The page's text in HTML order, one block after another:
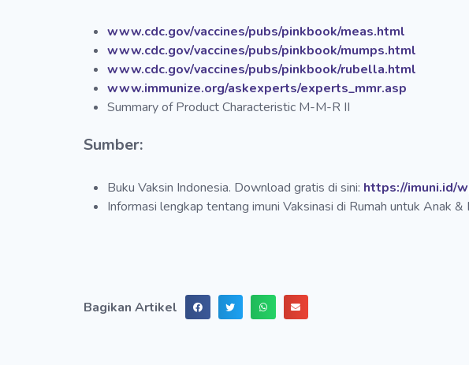
www.cdc.gov/vaccines/pubs/pinkbook/meas.html
www.cdc.gov/vaccines/pubs/pinkbook/mumps.html
www.cdc.gov/vaccines/pubs/pinkbook/rubella.html
www.immunize.org/askexperts/experts_mmr.asp
Summary of Product Characteristic M-M-R II
Sumber:
Buku Vaksin Indonesia. Download gratis di sini: https://imuni.id/
Informasi lengkap tentang imuni Vaksinasi di Rumah untuk Anak &
Bagikan Artikel